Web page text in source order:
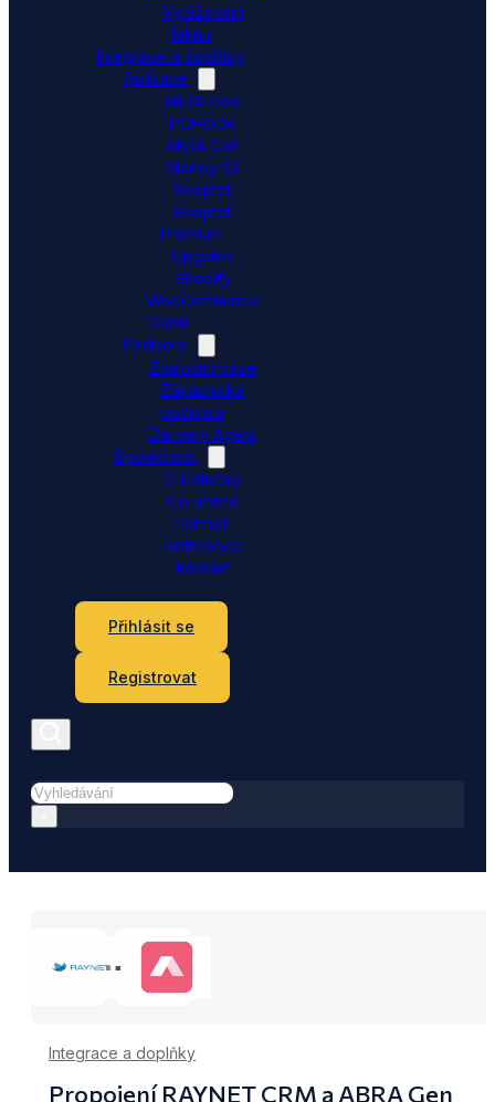
Vytěžování
faktur
Integrace a doplňky
Aplikace
ABRA Flexi
POHODA
ABRA Gen
Money S3
Shoptet
Shoptet
Premium
Upgates
Shopify
WooCommerce
Ceník
Podpora
Znalostní báze
Zákaznická
podpora
Dativery Agent
Společnost
O Dativery
Co umíme
Partneři
Reference
Kontakt
Přihlásit se
Registrovat
Hledat
Integrace a doplňky
Propojení RAYNET CRM a ABRA Gen